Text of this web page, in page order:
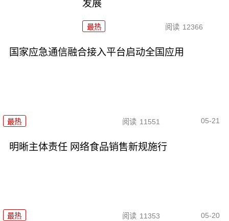
发展
最热 阅读 12366
国家应急通信融合接入平台启动全国应用
最热 阅读 11551 05-21
明晰主体责任 网络食品销售新规施行
最热 阅读 11353 05-20